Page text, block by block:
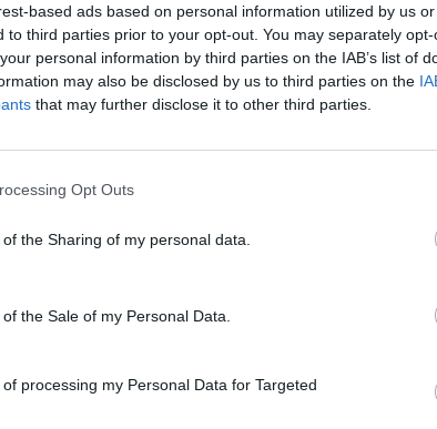
based ads based on personal information utilized by us
to third parties prior to your opt-out. You may separately
personal information by third parties on the IAB’s list of
may also be disclosed by us to third parties on the
that may further disclose it to other third parties.
Opt Outs
the Sharing of my personal data.
the Sale of my Personal Data.
processing my Personal Data for Targeted